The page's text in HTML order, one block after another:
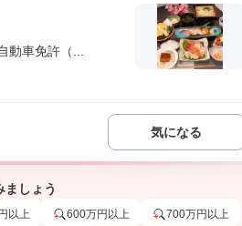
車免許（...
気になる
ましょう
以上 600万円以上 700万円以上